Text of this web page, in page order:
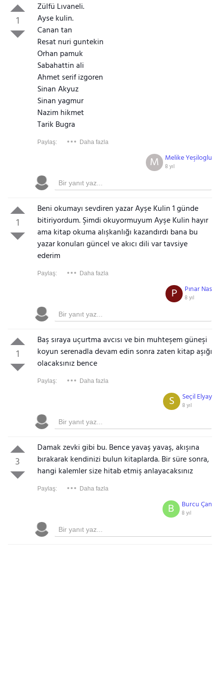
1
Zülfü Lıvaneli.
Ayse kulin.
Canan tan
Resat nuri guntekin
Orhan pamuk
Sabahattin ali
Ahmet serif izgoren
Sinan Akyuz
Sinan yagmur
Nazim hikmet
Tarik Bugra
Paylaş: Daha fazla
Melike Yeşiloglu
8 yıl
M
1
Beni okumayı sevdiren yazar Ayşe Kulin 1 günde
bitiriyordum. Şimdi okuyormuyum Ayşe Kulin hayır
ama kitap okuma alışkanlığı kazandırdı bana bu
yazar konuları güncel ve akıcı dili var tavsiye
ederim
Paylaş: Daha fazla
Pınar Nas
8 yıl
P
1
Baş sıraya uçurtma avcısı ve bin muhteşem güneşi
koyun serenadla devam edin sonra zaten kitap aşığı
olacaksınız bence
Paylaş: Daha fazla
Seçil Elyay
8 yıl
S
3
Damak zevki gibi bu. Bence yavaş yavaş, akışına
bırakarak kendinizi bulun kitaplarda. Bir süre sonra,
hangi kalemler size hitab etmiş anlayacaksınız
Paylaş: Daha fazla
Burcu Çan
8 yıl
B